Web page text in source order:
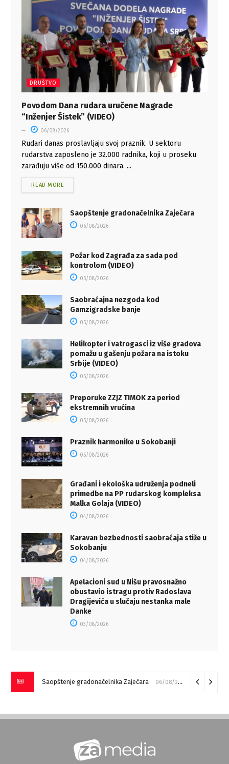
DRUŠTVO
Povodom Dana rudara uručene Nagrade
“Inženjer Šistek” (VIDEO)
06/08/2026
Rudari danas proslavljaju svoj praznik. U sektoru
rudarstva zaposleno je 32.000 radnika, koji u proseku
zarađuju više od 150.000 dinara. ...
READ MORE
Saopštenje gradonačelnika Zaječara
06/08/2026
Požar kod Zagrađa za sada pod
kontrolom (VIDEO)
05/08/2026
Saobraćajna nezgoda kod
Gamzigradske banje
05/08/2026
Helikopter i vatrogasci iz više gradova
pomažu u gašenju požara na istoku
Srbije (VIDEO)
05/08/2026
Preporuke ZZJZ TIMOK za period
ekstremnih vrućina
05/08/2026
Praznik harmonike u Sokobanji
05/08/2026
Građani i ekološka udruženja podneli
primedbe na PP rudarskog kompleksa
Malka Golaja (VIDEO)
04/08/2026
Karavan bezbednosti saobraćaja stiže u
Sokobanju
04/08/2026
Apelacioni sud u Nišu pravosnažno
obustavio istragu protiv Radoslava
Dragijevića u slučaju nestanka male
Danke
03/08/2026
Saopštenje gradonačelnika Zaječara 06/08/2026
Požar kod Zagrađa za sada pod kontrolom (VIDEO) 05/08/